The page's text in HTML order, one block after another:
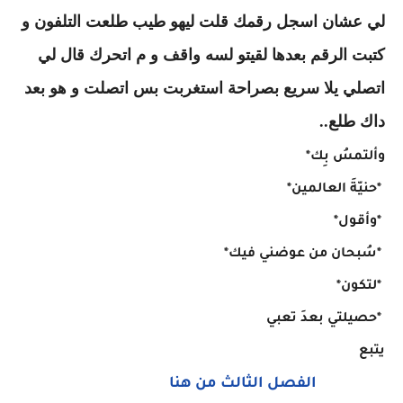
لي عشان اسجل رقمك قلت ليهو طيب طلعت التلفون و
كتبت الرقم بعدها لقيتو لسه واقف و م اتحرك قال لي
اتصلي يلا سريع بصراحة استغربت بس اتصلت و هو بعد
داك طلع..
وألتمسُ بِك*
*‏حنيّةَ العالمين*
*‏وأقول*
*‏سُبحان من عوضني فيك*
*‏لتكون*
*‏حصيلتي بعدَ تعبي
يتبع
الفصل الثالث من هنا